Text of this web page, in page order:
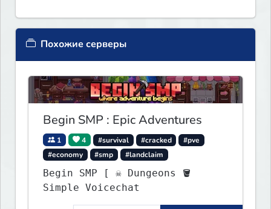
Похожие серверы
Begin SMP : Epic Adventures
1 4 #survival #cracked
#pve
#economy
#smp #landclaim
Begin SMP [ ☠ Dungeons 🪣
Simple Voicechat